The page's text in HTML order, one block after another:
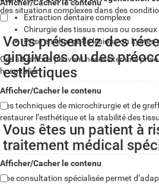
des situations complexes dans des
Afficher/Cacher le contenu
Extraction dentaire complexe
Chirurgie des tissus mous ou osseux
Prise en charge de lésions ou kystes
Ces situations peuvent nécessiter une
hospitalier.
Vous présentez des
gingivales ou des
esthétiques
Afficher/Cacher le contenu
Des techniques de microchirurgie et de
restaurer l’esthétique et la stabilité des
Vous êtes un patient à
traitement médical
Afficher/Cacher le contenu
Une consultation spécialisée permet